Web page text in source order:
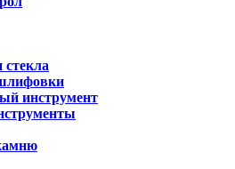
инструмент